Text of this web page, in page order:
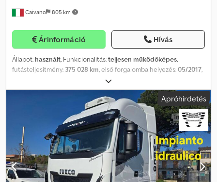
Caivano 805 km
Árinformáció Hívás
Állapot: használt, Funkcionalitás:teljesen működőképes,
futásteljesítmény: 375 028 km, első forgalomba helyezés:05/2017,
, tengelytáv:
automata, Felszereltség:ABS, légkondicionálás, légzsák, IVECO
Eurocargo 120-220 Felépítmény: Dobozos teherautó Belső
méretek: 7,65 x 2,48 x 2,40 m Dhollandia emelőhátfal, 1500 kg
teherbírással Első forgalomba helyezés: 05/2017 Futott kilométer:
375.028 km Automata váltó Dodpfxoyt Hdne Af Ajck Tengelytáv:
5175 mm Rádió Klíma és elektromos ablakok Székhelyünkön
személyre szabott finanszírozási vagy lízing lehetőségek
elérhetők. 24-től akár 96 részletig, akár 0% kezdőrészlettel is.
Címek: DOMENICO TRUCK SRL NÁPOLYI TELEPHELY DOMENICO
Apróhirdetés